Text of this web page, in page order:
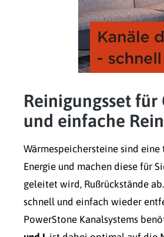
Reinigungsset
und einfache
Wärmespeichersteine sind
Energie und machen diese für
geleitet wird, Rußrückstände
schnell und einfach wieder
PowerStone Kanalsystems